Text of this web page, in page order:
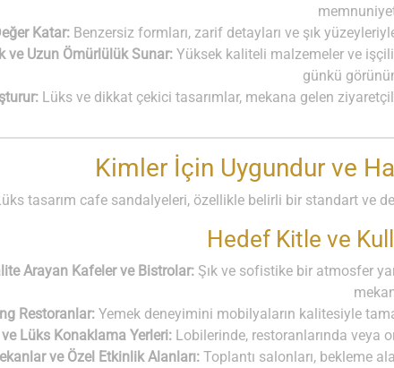
Katar:Benzersiz formları, zarif detayları ve şık
ve Uzun Ömürlülük Sunar:Yüksek kaliteli malzemeler ve
günkü
Lüks ve dikkat çekici tasarımlar, mekana gelen
Kimler İçin Uygundur ve
tasarım cafe sandalyeleri, özellikle belirli bir standart ve
Hedef Kitle ve
Arayan Kafeler ve Bistrolar: Şık ve sofistike bir atmosfer
Restoranlar: Yemek deneyimini mobilyaların kalitesiyle
Lüks Konaklama Yerleri: Lobilerinde, restoranlarında veya
ve Özel Etkinlik Alanları:Toplantı salonları, bekleme